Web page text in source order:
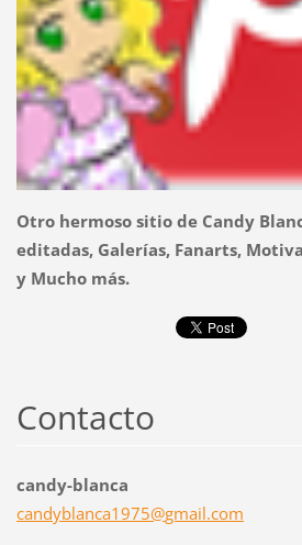
Otro hermoso sitio de Candy
editadas, Galerías, Fanarts,
y Mucho más.
Contacto
candy-blanca
candyblanca1975@gmail.com